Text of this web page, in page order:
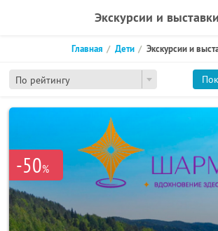
Экскурсии и выставки
По рейтингу
Главная Дети Экскурсии и
-50%